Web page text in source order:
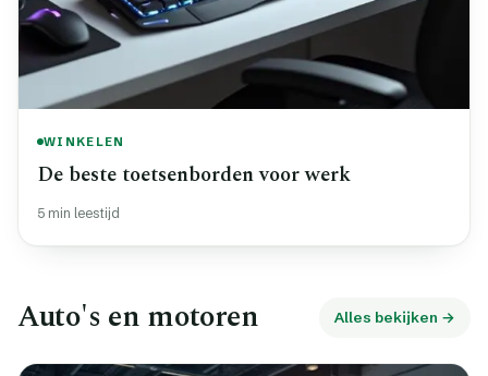
WINKELEN
De beste toetsenborden voor werk
5 min leestijd
Auto's en motoren Alles bekijken →